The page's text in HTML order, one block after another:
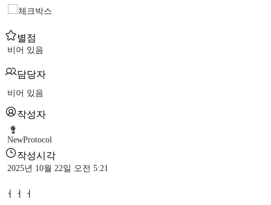
체크박스
별점
비어 있음
담당자
비어 있음
작성자
NewProtocol
작성시각
2025년 10월 22일 오전 5:21
ㅓㅓㅓ